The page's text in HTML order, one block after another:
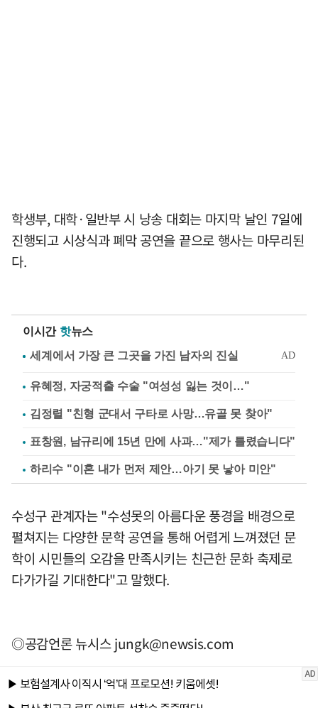
학생부, 대학·일반부 시 낭송 대회는 마지막 날인 7일에
진행되고 시상식과 폐막 공연을 끝으로 행사는 마무리된
다.
이시간 핫뉴스
유혜정, 자궁적출 수술 "여성성 잃는 것이…"
김정렬 "친형 군대서 구타로 사망…유골 못 찾아"
표창원, 남규리에 15년 만에 사과…"제가 틀렸습니다"
하리수 "이혼 내가 먼저 제안…아기 못 낳아 미안"
수성구 관계자는 "수성못의 아름다운 풍경을 배경으로
펼쳐지는 다양한 문학 공연을 통해 어렵게 느껴졌던 문
학이 시민들의 오감을 만족시키는 친근한 문화 축제로
다가가길 기대한다"고 말했다.
◎공감언론 뉴시스jungk@newsis.com